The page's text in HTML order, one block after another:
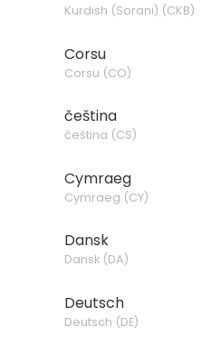
Kurdish (Sorani) (CKB)
Corsu
Corsu (CO)
čeština
čeština (CS)
Cymraeg
Cymraeg (CY)
Dansk
Dansk(DA)
Deutsch
Deutsch (DE)